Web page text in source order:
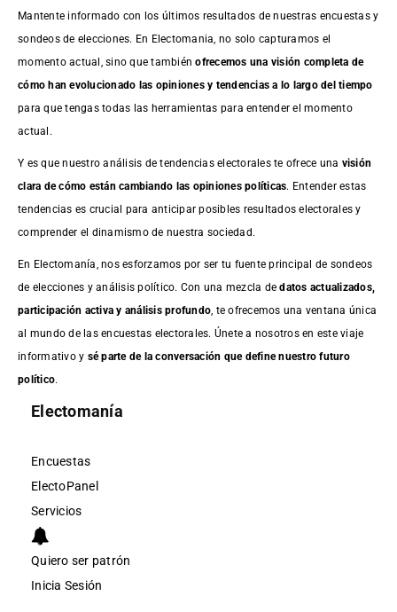
Mantente informado con los últimos resultados de nuestras encuestasy
sondeos de elecciones. En Electomania, no solo capturamos el
momento actual, sino que tambiénofrecemos una visión completa de
cómo han evolucionado las opiniones y tendencias a lo largo del tiempo
para que tengas todas las herramientas para entender el momento
actual.
Y es que nuestro análisis de tendencias electorales te ofrece una visión
clara de cómo están cambiando las opiniones políticas. Entender estas
tendencias es crucial para anticipar posibles resultados electorales y
comprender el dinamismo de nuestra sociedad.
En Electomanía, nos esforzamos por ser tu fuente principal de sondeos
de elecciones y análisis político. Con una mezcla dedatos actualizados,
participación activa y análisis profundo , te ofrecemos una ventana única
al mundo de las encuestas electorales. Únete a nosotros en este viaje
informativo y sé parte de la conversación que define nuestro futuro
político.
Electomanía
Encuestas
ElectoPanel
Servicios
Quiero ser patrón
Inicia Sesión